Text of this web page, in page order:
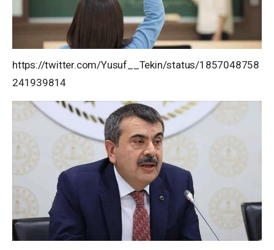
https://twitter.com/Yusuf__Tekin/status/1857048758
241939814